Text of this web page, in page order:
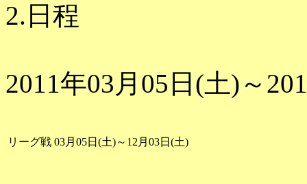
2.日程
2011年03月05日(土)～
リーグ戦 03月05日(土)～12月03日(土)